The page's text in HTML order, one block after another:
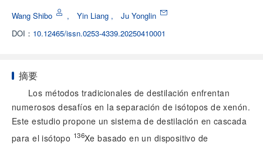
Wang Shibo , Yin Liang ,
Ju Yonglin
DOI： 10.12465/issn.0253-4339.20250410001
摘要
Los métodos tradicionales de destilación enfrentan
numerosos desafíos en la separación de isótopos de xenón.
Este estudio propone un sistema de destilación en cascada
para el isótopo 136Xe basado en un dispositivo de